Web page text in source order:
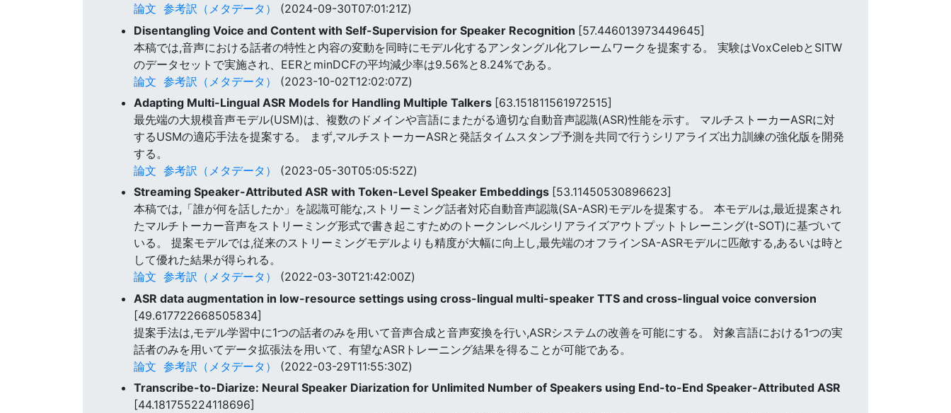
論文 参考訳（メタデータ）
(2024-09-30T07:01:21Z)
Disentangling Voice and Content with Self-Supervision for Speaker Recognition [57.446013973449645]
本稿では,音声における話者の特性と内容の変動を同時にモデル化するアンタングル化フレームワークを提案する。 実験はVoxCelebとSITW
のデータセットで実施され、EERとminDCFの平均減少率は9.56%と8.24%である。
論文 参考訳（メタデータ）
(2023-10-02T12:02:07Z)
Adapting Multi-Lingual ASR Models for Handling Multiple Talkers [63.151811561972515]
最先端の大規模音声モデル(USM)は、複数のドメインや言語にまたがる適切な自動音声認識(ASR)性能を示す。 マルチストーカーASRに対
するUSMの適応手法を提案する。 まず,マルチストーカーASRと発話タイムスタンプ予測を共同で行うシリアライズ出力訓練の強化版を開発
する。
論文 参考訳（メタデータ）
(2023-05-30T05:05:52Z)
Streaming Speaker-Attributed ASR with Token-Level Speaker Embeddings [53.11450530896623]
本稿では,「誰が何を話したか」を認識可能な,ストリーミング話者対応自動音声認識(SA-ASR)モデルを提案する。 本モデルは,最近提案され
たマルチトーカー音声をストリーミング形式で書き起こすためのトークンレベルシリアライズアウトプットトレーニング(t-SOT)に基づいて
いる。 提案モデルでは,従来のストリーミングモデルよりも精度が大幅に向上し,最先端のオフラインSA-ASRモデルに匹敵する,あるいは時と
して優れた結果が得られる。
論文 参考訳（メタデータ）
(2022-03-30T21:42:00Z)
ASR data augmentation in low-resource settings using cross-lingual multi-speaker TTS and cross-lingual voice conversion
[49.617722668505834]
提案手法は,モデル学習中に1つの話者のみを用いて音声合成と音声変換を行い,ASRシステムの改善を可能にする。 対象言語における1つの実
話者のみを用いてデータ拡張法を用いて、有望なASRトレーニング結果を得ることが可能である。
論文 参考訳（メタデータ）
(2022-03-29T11:55:30Z)
Transcribe-to-Diarize: Neural Speaker Diarization for Unlimited Number of Speakers using End-to-End Speaker-Attributed ASR
[44.181755224118696]